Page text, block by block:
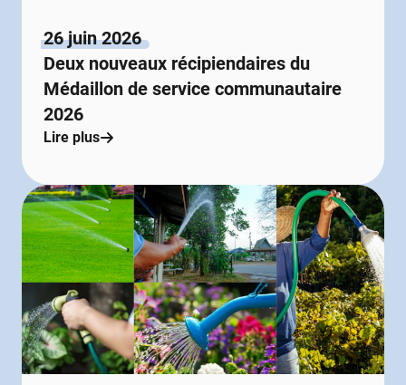
26 juin 2026
Deux nouveaux récipiendaires du
Médaillon de service communautaire
2026
Lire plus